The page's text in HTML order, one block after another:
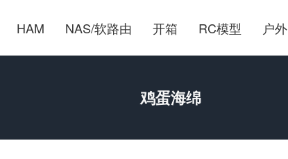
HAM NAS/软路由 开箱 RC模型 户外
鸡蛋海绵